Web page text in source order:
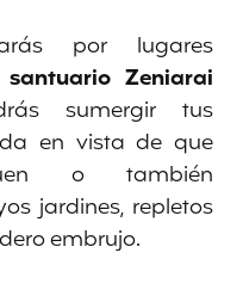
por lugares
santuario Zeniarai
sumergir tus
en vista de que
o también
jardines, repletos
embrujo.